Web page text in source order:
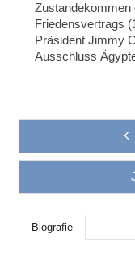
Friedensvertrags
Präsident Jimmy
Ausschluss
Biografie